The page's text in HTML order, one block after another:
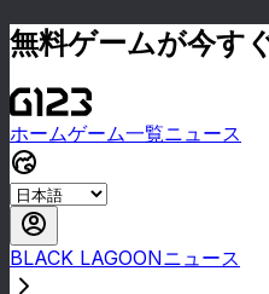
無料ゲームが今す
ホームゲーム一覧ニュース
BLACK LAGOONニュース